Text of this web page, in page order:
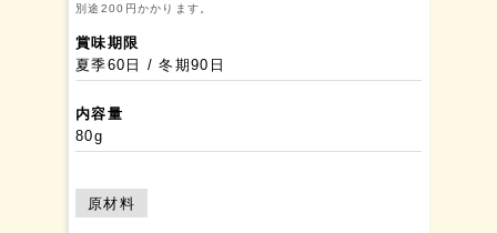
別途200円かかります。
賞味期限
夏季60日 / 冬期90日
内容量
80g
原材料